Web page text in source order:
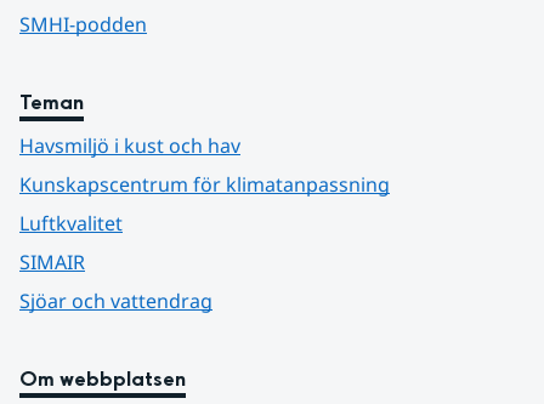
SMHI-podden
Teman
Havsmiljö i kust och hav
Kunskapscentrum för klimatanpassning
Luftkvalitet
SIMAIR
Sjöar och vattendrag
Om webbplatsen